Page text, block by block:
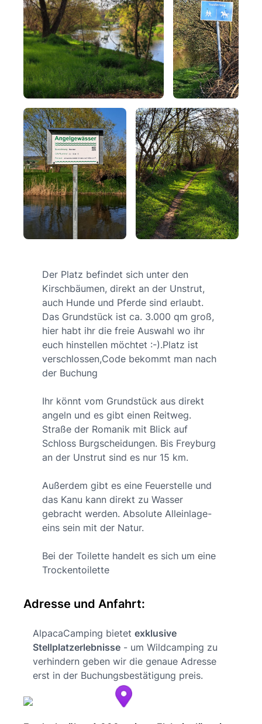
Der Platz befindet sich unter den
Kirschbäumen, direkt an der Unstrut,
auch Hunde und Pferde sind erlaubt.
Das Grundstück ist ca. 3.000 qm groß,
hier habt ihr die freie Auswahl wo ihr
euch hinstellen möchtet :-).Platz ist
verschlossen,Code bekommt man nach
der Buchung
Ihr könnt vom Grundstück aus direkt
angeln und es gibt einen Reitweg.
Straße der Romanik mit Blick auf
Schloss Burgscheidungen. Bis Freyburg
an der Unstrut sind es nur 15 km.
Außerdem gibt es eine Feuerstelle und
das Kanu kann direkt zu Wasser
gebracht werden. Absolute Alleinlage-
eins sein mit der Natur.
Bei der Toilette handelt es sich um eine
Trockentoilette
Adresse und Anfahrt:
AlpacaCamping bietet exklusive
Stellplatzerlebnisse - um Wildcamping zu
verhindern geben wir die genaue Adresse
erst in der Buchungsbestätigung preis.